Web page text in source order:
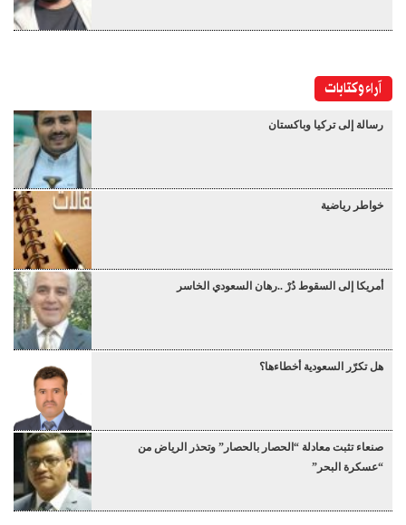
آراء وكتابات
رسالة إلى تركيا وباكستان
خواطر رياضية
أمريكا إلى السقوط دُرْ ..رهان السعودي الخاسر
هل تكرّر السعودية أخطاءها؟
صنعاء تثبت معادلة “الحصار بالحصار” وتحذر الرياض من
“عسكرة البحر”